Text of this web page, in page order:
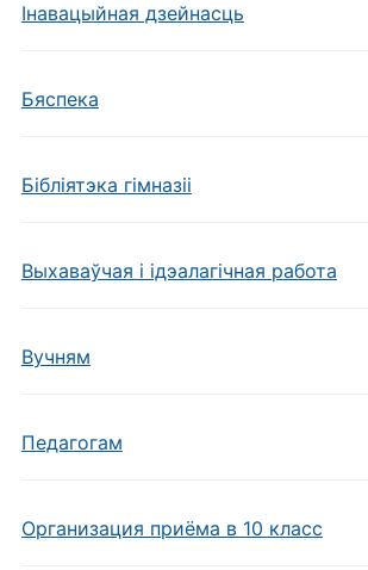
Інавацыйная дзейнасць
Бяспека
Бібліятэка гімназіі
Выхаваўчая і ідэалагічная работа
Вучням
Педагогам
Организация приёма в 10 класс